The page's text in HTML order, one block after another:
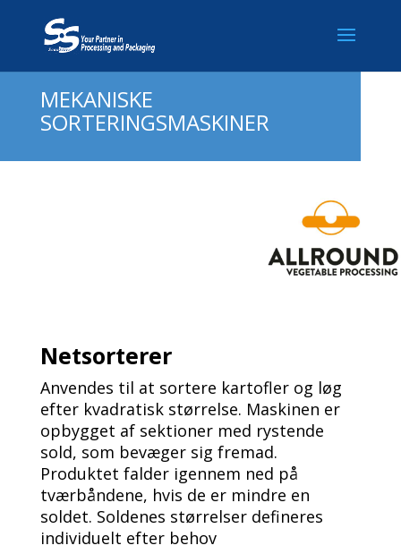
MEKANISKE
SORTERINGSMASKINER
Netsorterer
Anvendes til at sortere kartofler og løg
efter kvadratisk størrelse. Maskinen er
opbygget af sektioner med rystende
sold, som bevæger sig fremad.
Produktet falder igennem ned på
tværbåndene, hvis de er mindre en
soldet. Soldenes størrelser defineres
individuelt efter behov